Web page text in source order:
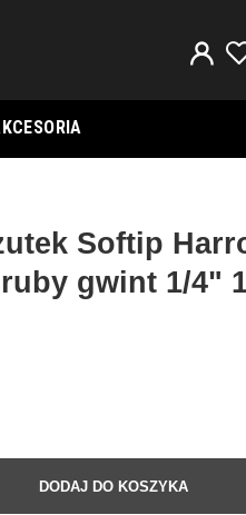
Softip
gwint 1/4"
DODAJ DO KOSZYKA